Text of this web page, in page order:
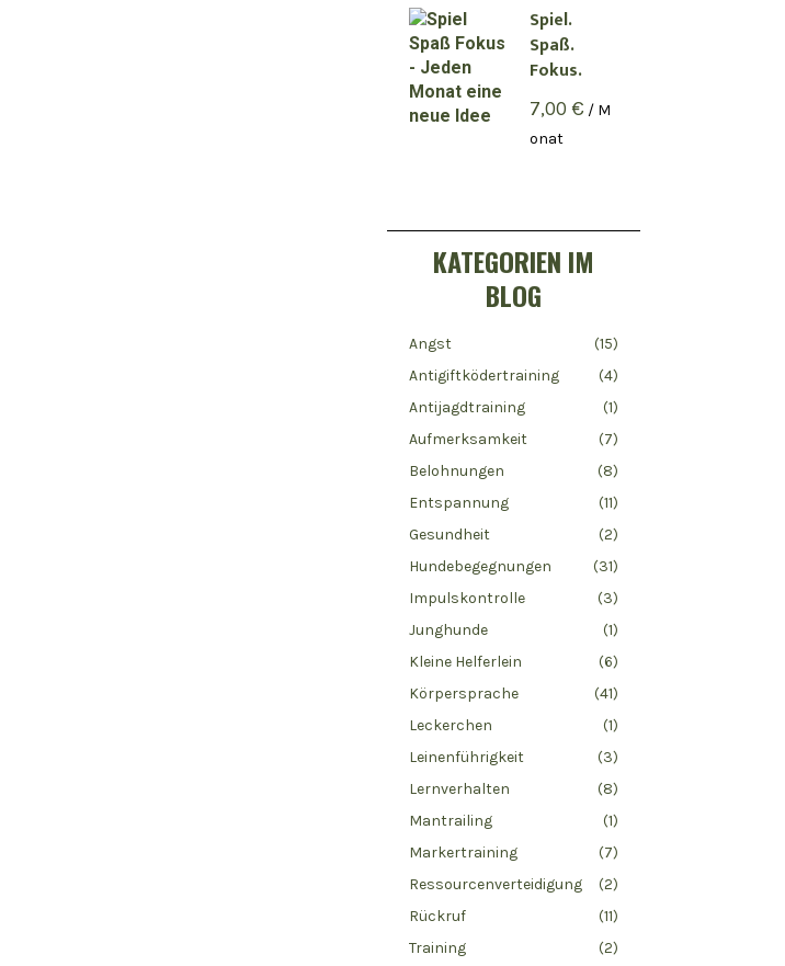
Spiel.
Spaß.
Fokus.
7,00 € / M
onat
KATEGORIEN IM
BLOG
Angst
(15)
Antigiftködertraining
(4)
Antijagdtraining
(1)
Aufmerksamkeit
(7)
Belohnungen
(8)
Entspannung
(11)
Gesundheit
(2)
Hundebegegnungen
(31)
Impulskontrolle
(3)
Junghunde
(1)
Kleine Helferlein
(6)
Körpersprache
(41)
Leckerchen
(1)
Leinenführigkeit
(3)
Lernverhalten
(8)
Mantrailing
(1)
Markertraining
(7)
Ressourcenverteidigung
(2)
Rückruf
(11)
Training
(2)